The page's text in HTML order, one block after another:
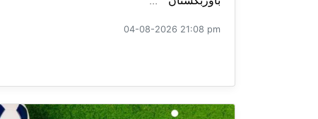
04-08-2026 21:08 pm